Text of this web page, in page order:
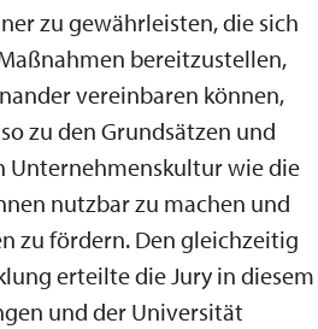
zu gewährleisten, die sich
bereitzustellen,
vereinbaren können,
zu den Grundsätzen und
Unternehmenskultur wie die
nutzbar zu machen und
zu fördern. Den gleichzeitig
erteilte die Jury in diesem
und der Universität